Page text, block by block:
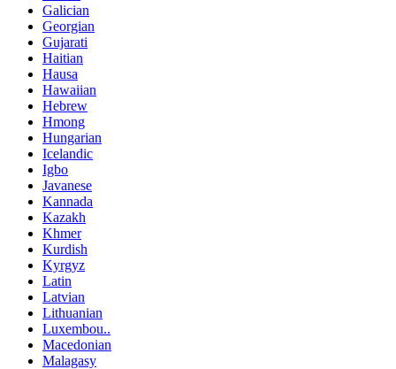
Galician
Georgian
Gujarati
Haitian
Hausa
Hawaiian
Hebrew
Hmong
Hungarian
Icelandic
Igbo
Javanese
Kannada
Kazakh
Khmer
Kurdish
Kyrgyz
Latin
Latvian
Lithuanian
Luxembou..
Macedonian
Malagasy